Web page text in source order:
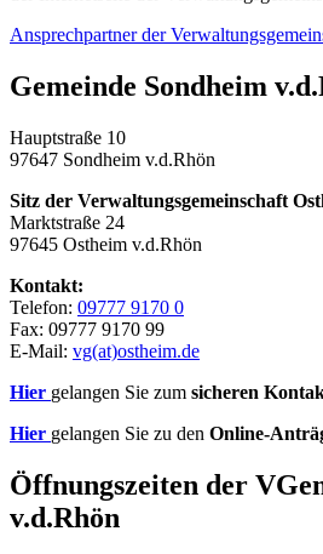
Ansprechpartner der
Gemeinde Sondheim
Hauptstraße 10
97647 Sondheim v.d.Rhön
Sitz der Verwaltungsgemeinschaft
Marktstraße 24
97645 Ostheim v.d.Rhön
Kontakt:
Telefon: 09777 9170 0
Fax: 09777 9170 99
E-Mail: vg(at)ostheim.de
Hier gelangen Sie zum sicheren
Hier gelangen Sie zu den Online-
Öffnungszeiten der
v.d.Rhön